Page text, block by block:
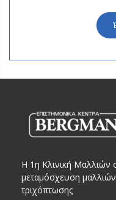
Η 1η Κλινική Μαλλιών
μεταμόσχευση μαλλιών
τριχόπτωσης